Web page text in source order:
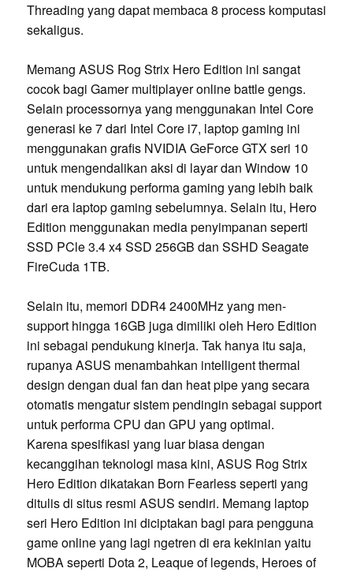
Threading yang dapat membaca 8 process komputasi
sekaligus.
Memang ASUS Rog Strix Hero Edition ini sangat
cocok bagi Gamer multiplayer online battle gengs.
Selain processornya yang menggunakan Intel Core
generasi ke 7 dari Intel Core i7, laptop gaming ini
menggunakan grafis NVIDIA GeForce GTX seri 10
untuk mengendalikan aksi di layar dan Window 10
untuk mendukung performa gaming yang lebih baik
dari era laptop gaming sebelumnya. Selain itu, Hero
Edition menggunakan media penyimpanan seperti
SSD PCle 3.4 x4 SSD 256GB dan SSHD Seagate
FireCuda 1TB.
Selain itu, memori DDR4 2400MHz yang men-
support hingga 16GB juga dimiliki oleh Hero Edition
ini sebagai pendukung kinerja. Tak hanya itu saja,
rupanya ASUS menambahkan intelligent thermal
design dengan dual fan dan heat pipe yang secara
otomatis mengatur sistem pendingin sebagai support
untuk performa CPU dan GPU yang optimal.
Karena spesifikasi yang luar biasa dengan
kecanggihan teknologi masa kini, ASUS Rog Strix
Hero Edition dikatakan Born Fearless seperti yang
ditulis di situs resmi ASUS sendiri. Memang laptop
seri Hero Edition ini diciptakan bagi para pengguna
game online yang lagi ngetren di era kekinian yaitu
MOBA seperti Dota 2, Leaque of legends, Heroes of